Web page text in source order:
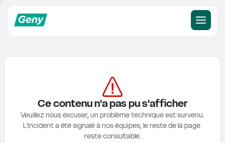
Ce contenu n'a pas pu s'afficher
Veuillez nous excuser, un problème technique est survenu.
L'incident a été signalé à nos équipes, le reste de la page
reste consultable.